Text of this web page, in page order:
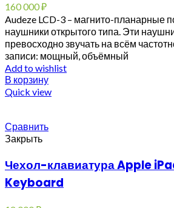
160 000₽
Audeze LCD-3 – магнито-планарные
наушники открытого типа. Эти
превосходно звучать на всём
записи: мощный, объёмный
Add to wishlist
В корзину
Quick view
Сравнить
Закрыть
Чехол-клавиатура Apple
Keyboard